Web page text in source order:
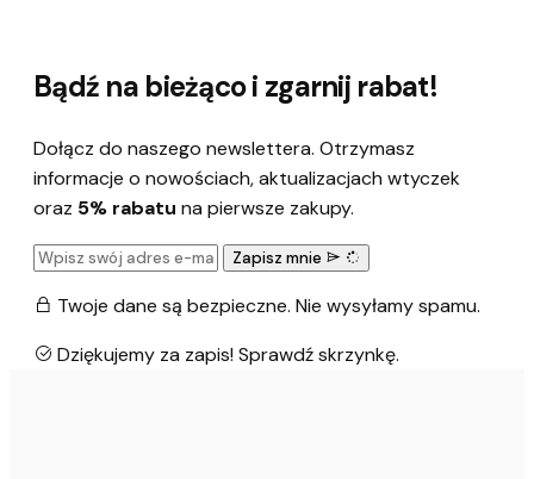
Bądź na bieżąco i zgarnij rabat!
Dołącz do naszego newslettera. Otrzymasz
informacje o nowościach, aktualizacjach wtyczek
oraz 5% rabatu na pierwsze zakupy.
Zapisz mnie
Twoje dane są bezpieczne. Nie wysyłamy spamu.
Dziękujemy za zapis! Sprawdź skrzynkę.